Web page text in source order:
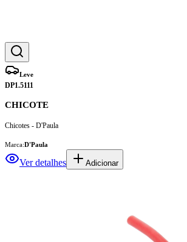
Leve
DP1.5111
CHICOTE
Chicotes - D'Paula
Marca:D'Paula
Ver detalhes Adicionar